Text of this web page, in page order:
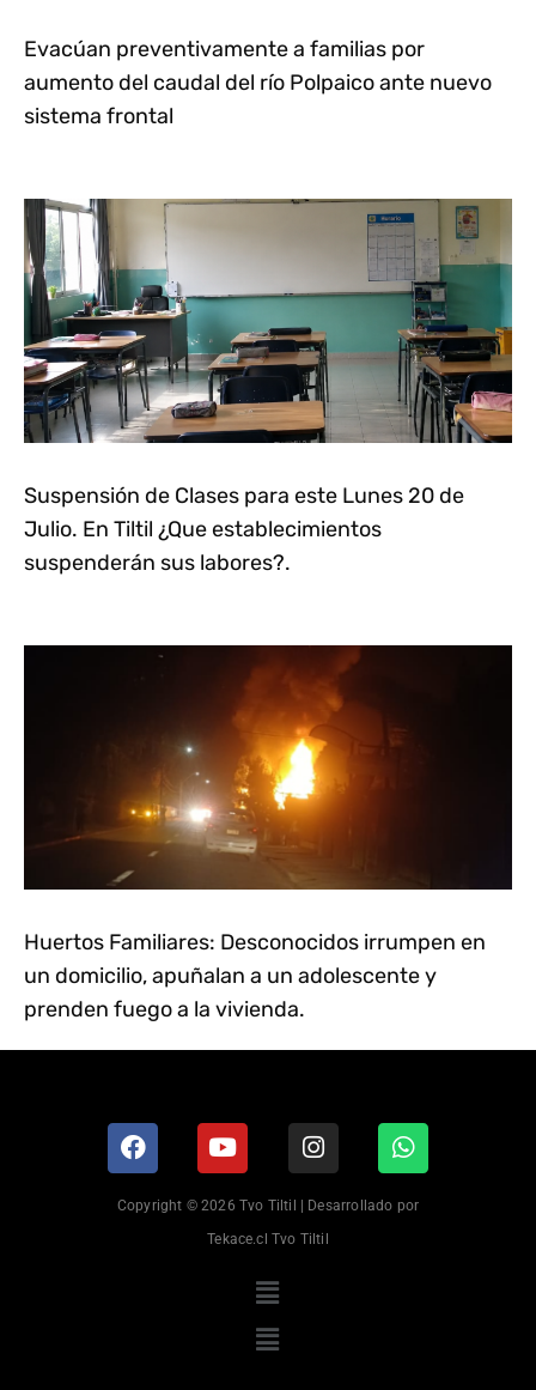
Evacúan preventivamente a familias por
aumento del caudal del río Polpaico ante nuevo
sistema frontal
Suspensión de Clases para este Lunes 20 de
Julio. En Tiltil ¿Que establecimientos
suspenderán sus labores?.
Huertos Familiares: Desconocidos irrumpen en
un domicilio, apuñalan a un adolescente y
prenden fuego a la vivienda.
Copyright © 2026 Tvo Tiltil | Desarrollado por
Tekace.cl Tvo Tiltil